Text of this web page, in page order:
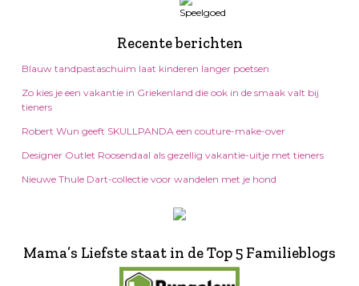
Recente berichten
Blauw tandpastaschuim laat kinderen langer poetsen
Zo kies je een vakantie in Griekenland die ook in de smaak valt bij
tieners
Robert Wun geeft SKULLPANDA een couture-make-over
Designer Outlet Roosendaal als gezellig vakantie-uitje met tieners
Nieuwe Thule Dart-collectie voor wandelen met je hond
Mama’s Liefste staat in de Top 5 Familieblogs